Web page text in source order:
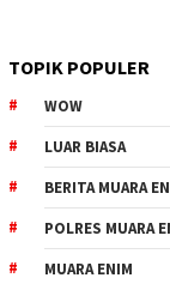
TOPIK POPULER
WOW
LUAR BIASA
BERITA MUARA
POLRES MUARA
MUARA ENIM